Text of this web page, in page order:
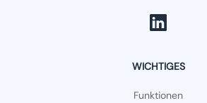
WICHTIGES
Funktionen